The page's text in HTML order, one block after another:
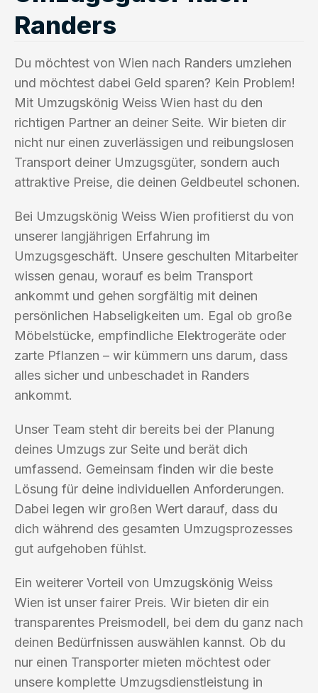
Randers
Du möchtest von Wien nach Randers umziehen
und möchtest dabei Geld sparen? Kein Problem!
Mit Umzugskönig Weiss Wien hast du den
richtigen Partner an deiner Seite. Wir bieten dir
nicht nur einen zuverlässigen und reibungslosen
Transport deiner Umzugsgüter, sondern auch
attraktive Preise, die deinen Geldbeutel schonen.
Bei Umzugskönig Weiss Wien profitierst du von
unserer langjährigen Erfahrung im
Umzugsgeschäft. Unsere geschulten Mitarbeiter
wissen genau, worauf es beim Transport
ankommt und gehen sorgfältig mit deinen
persönlichen Habseligkeiten um. Egal ob große
Möbelstücke, empfindliche Elektrogeräte oder
zarte Pflanzen – wir kümmern uns darum, dass
alles sicher und unbeschadet in Randers
ankommt.
Unser Team steht dir bereits bei der Planung
deines Umzugs zur Seite und berät dich
umfassend. Gemeinsam finden wir die beste
Lösung für deine individuellen Anforderungen.
Dabei legen wir großen Wert darauf, dass du
dich während des gesamten Umzugsprozesses
gut aufgehoben fühlst.
Ein weiterer Vorteil von Umzugskönig Weiss
Wien ist unser fairer Preis. Wir bieten dir ein
transparentes Preismodell, bei dem du ganz nach
deinen Bedürfnissen auswählen kannst. Ob du
nur einen Transporter mieten möchtest oder
unsere komplette Umzugsdienstleistung in